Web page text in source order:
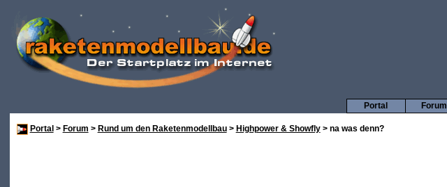
Forum
Portal
Portal > Forum > Rund um den Raketenmodellbau> Highpower & Showfly> na was denn?